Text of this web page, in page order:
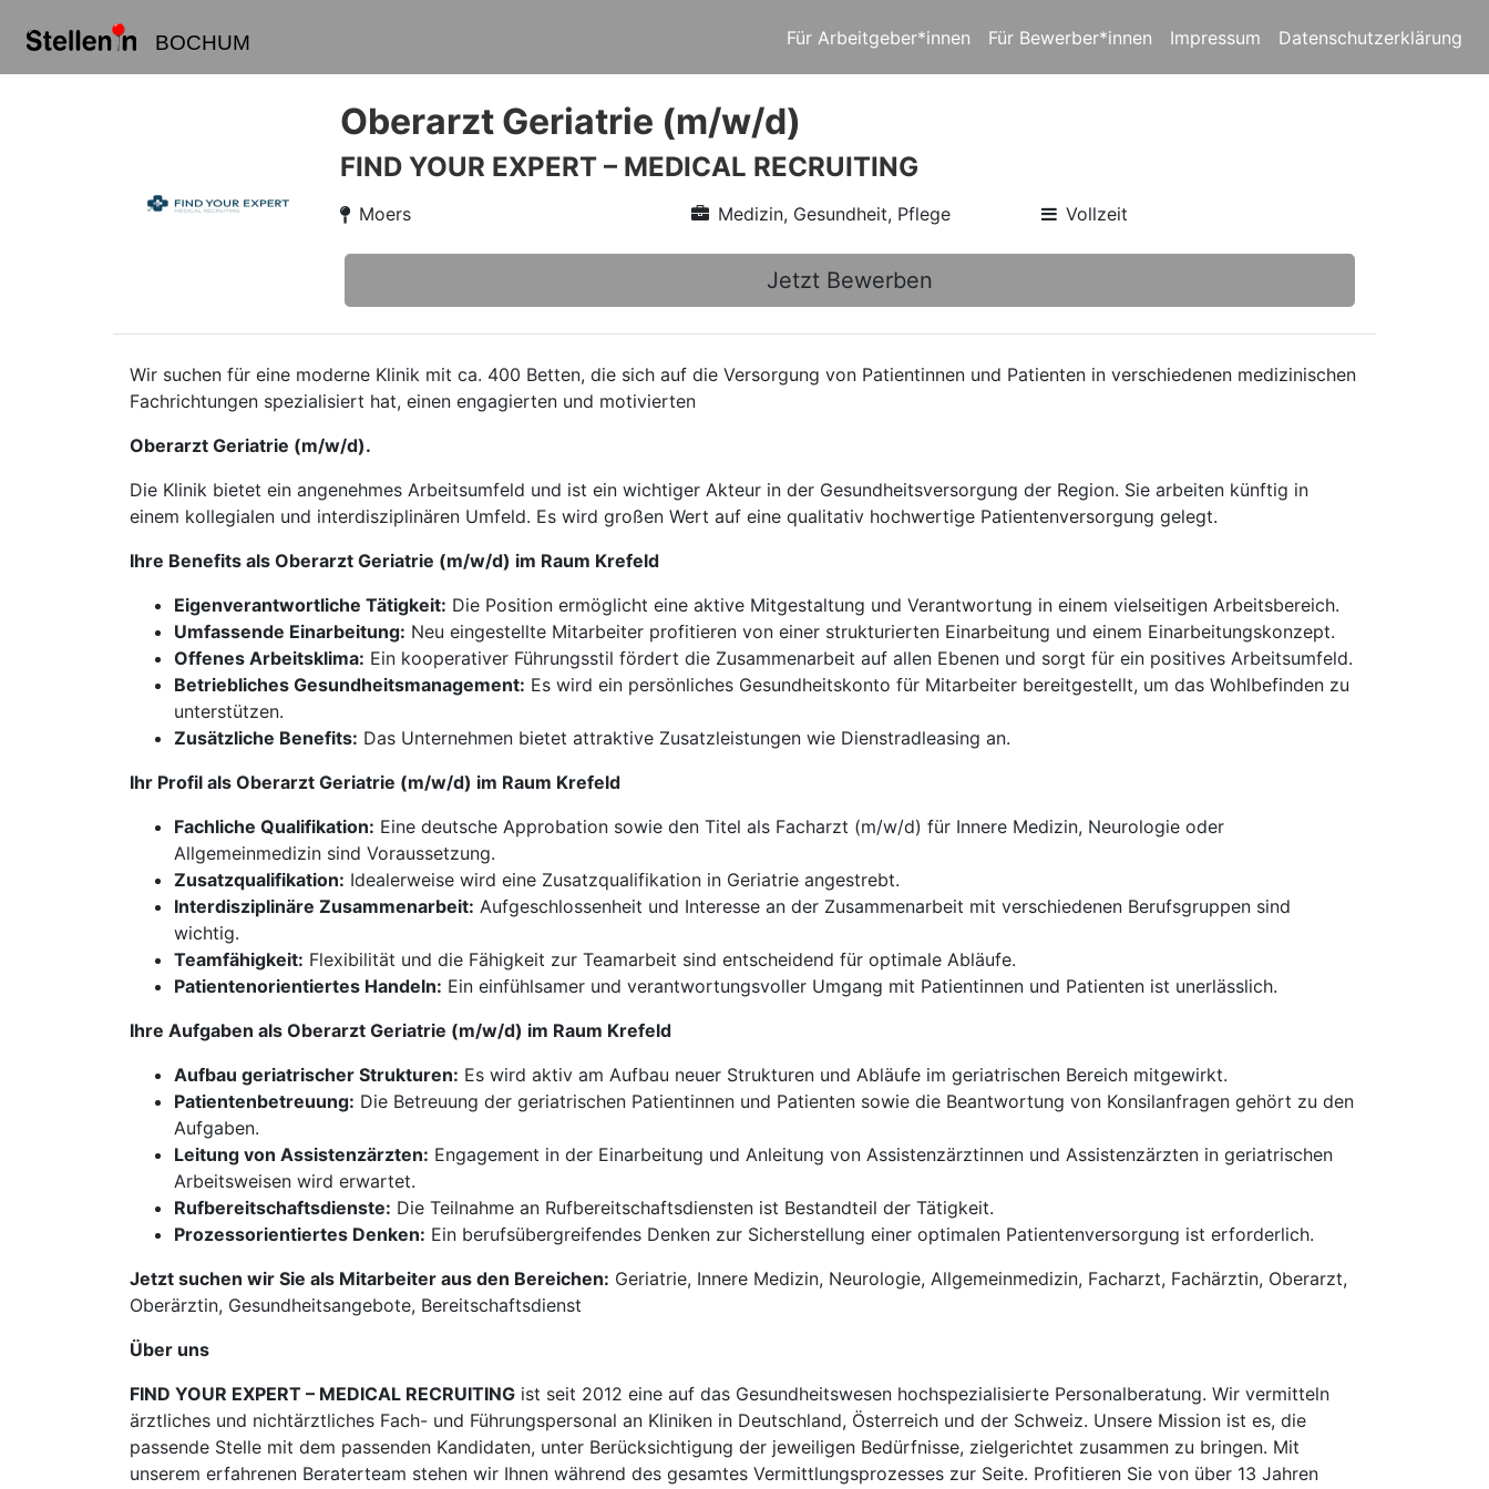
BOCHUM Für Arbeitgeber*innen Für Bewerber*innen Impressum Datenschutzerklärung
Oberarzt Geriatrie (m/w/d)
FIND YOUR EXPERT – MEDICAL RECRUITING
Moers Medizin, Gesundheit, Pflege Vollzeit
Jetzt Bewerben
Wir suchen für eine moderne Klinik mit ca. 400 Betten, die sich auf die Versorgung von Patientinnen und Patienten in verschiedenen medizinischen
Fachrichtungen spezialisiert hat, einen engagierten und motivierten
Oberarzt Geriatrie (m/w/d).
Die Klinik bietet ein angenehmes Arbeitsumfeld und ist ein wichtiger Akteur in der Gesundheitsversorgung der Region. Sie arbeiten künftig in
einem kollegialen und interdisziplinären Umfeld. Es wird großen Wert auf eine qualitativ hochwertige Patientenversorgung gelegt.
Ihre Benefits als Oberarzt Geriatrie (m/w/d) im Raum Krefeld
Eigenverantwortliche Tätigkeit: Die Position ermöglicht eine aktive Mitgestaltung und Verantwortung in einem vielseitigen Arbeitsbereich.
Umfassende Einarbeitung: Neu eingestellte Mitarbeiter profitieren von einer strukturierten Einarbeitung und einem Einarbeitungskonzept.
Offenes Arbeitsklima: Ein kooperativer Führungsstil fördert die Zusammenarbeit auf allen Ebenen und sorgt für ein positives Arbeitsumfeld.
Betriebliches Gesundheitsmanagement: Es wird ein persönliches Gesundheitskonto für Mitarbeiter bereitgestellt, um das Wohlbefinden zu
unterstützen.
Zusätzliche Benefits: Das Unternehmen bietet attraktive Zusatzleistungen wie Dienstradleasing an.
Ihr Profil als Oberarzt Geriatrie (m/w/d) im Raum Krefeld
Fachliche Qualifikation: Eine deutsche Approbation sowie den Titel als Facharzt (m/w/d) für Innere Medizin, Neurologie oder
Allgemeinmedizin sind Voraussetzung.
Zusatzqualifikation: Idealerweise wird eine Zusatzqualifikation in Geriatrie angestrebt.
Interdisziplinäre Zusammenarbeit: Aufgeschlossenheit und Interesse an der Zusammenarbeit mit verschiedenen Berufsgruppen sind
wichtig.
Teamfähigkeit: Flexibilität und die Fähigkeit zur Teamarbeit sind entscheidend für optimale Abläufe.
Patientenorientiertes Handeln: Ein einfühlsamer und verantwortungsvoller Umgang mit Patientinnen und Patienten ist unerlässlich.
Ihre Aufgaben als Oberarzt Geriatrie (m/w/d) im Raum Krefeld
Aufbau geriatrischer Strukturen: Es wird aktiv am Aufbau neuer Strukturen und Abläufe im geriatrischen Bereich mitgewirkt.
Patientenbetreuung: Die Betreuung der geriatrischen Patientinnen und Patienten sowie die Beantwortung von Konsilanfragen gehört zu den
Aufgaben.
Leitung von Assistenzärzten: Engagement in der Einarbeitung und Anleitung von Assistenzärztinnen und Assistenzärzten in geriatrischen
Arbeitsweisen wird erwartet.
Rufbereitschaftsdienste: Die Teilnahme an Rufbereitschaftsdiensten ist Bestandteil der Tätigkeit.
Prozessorientiertes Denken: Ein berufsübergreifendes Denken zur Sicherstellung einer optimalen Patientenversorgung ist erforderlich.
Jetzt suchen wir Sie als Mitarbeiter aus den Bereichen: Geriatrie, Innere Medizin, Neurologie, Allgemeinmedizin, Facharzt, Fachärztin, Oberarzt,
Oberärztin, Gesundheitsangebote, Bereitschaftsdienst
Über uns
FIND YOUR EXPERT – MEDICAL RECRUITING ist seit 2012 eine auf das Gesundheitswesen hochspezialisierte Personalberatung. Wir vermitteln
ärztliches und nichtärztliches Fach- und Führungspersonal an Kliniken in Deutschland, Österreich und der Schweiz. Unsere Mission ist es, die
passende Stelle mit dem passenden Kandidaten, unter Berücksichtigung der jeweiligen Bedürfnisse, zielgerichtet zusammen zu bringen. Mit
unserem erfahrenen Beraterteam stehen wir Ihnen während des gesamtes Vermittlungsprozesses zur Seite. Profitieren Sie von über 13 Jahren